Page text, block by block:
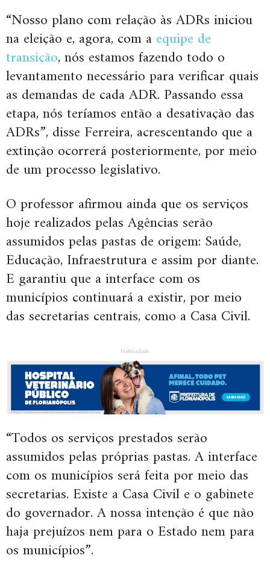
“Nosso plano com relação às ADRs iniciou
na eleição e, agora, com aequipe de
transição, nós estamos fazendo todo o
levantamento necessário para verificar quais
as demandas de cada ADR. Passando essa
etapa, nós teríamos então a desativação das
ADRs”, disse Ferreira, acrescentando que a
extinção ocorrerá posteriormente, por meio
de um processo legislativo.
O professor afirmou ainda que os serviços
hoje realizados pelas Agências serão
assumidos pelas pastas de origem: Saúde,
Educação, Infraestrutura e assim por diante.
E garantiu que a interface com os
municípios continuará a existir, por meio
das secretarias centrais, como a Casa Civil.
Publicidade
“Todos os serviços prestados serão
assumidos pelas próprias pastas. A interface
com os municípios será feita por meio das
secretarias. Existe a Casa Civil e o gabinete
do governador. A nossa intenção é que não
haja prejuízos nem para o Estado nem para
os municípios”.